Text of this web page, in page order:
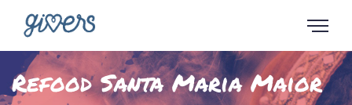
Refood Santa Maria Maior